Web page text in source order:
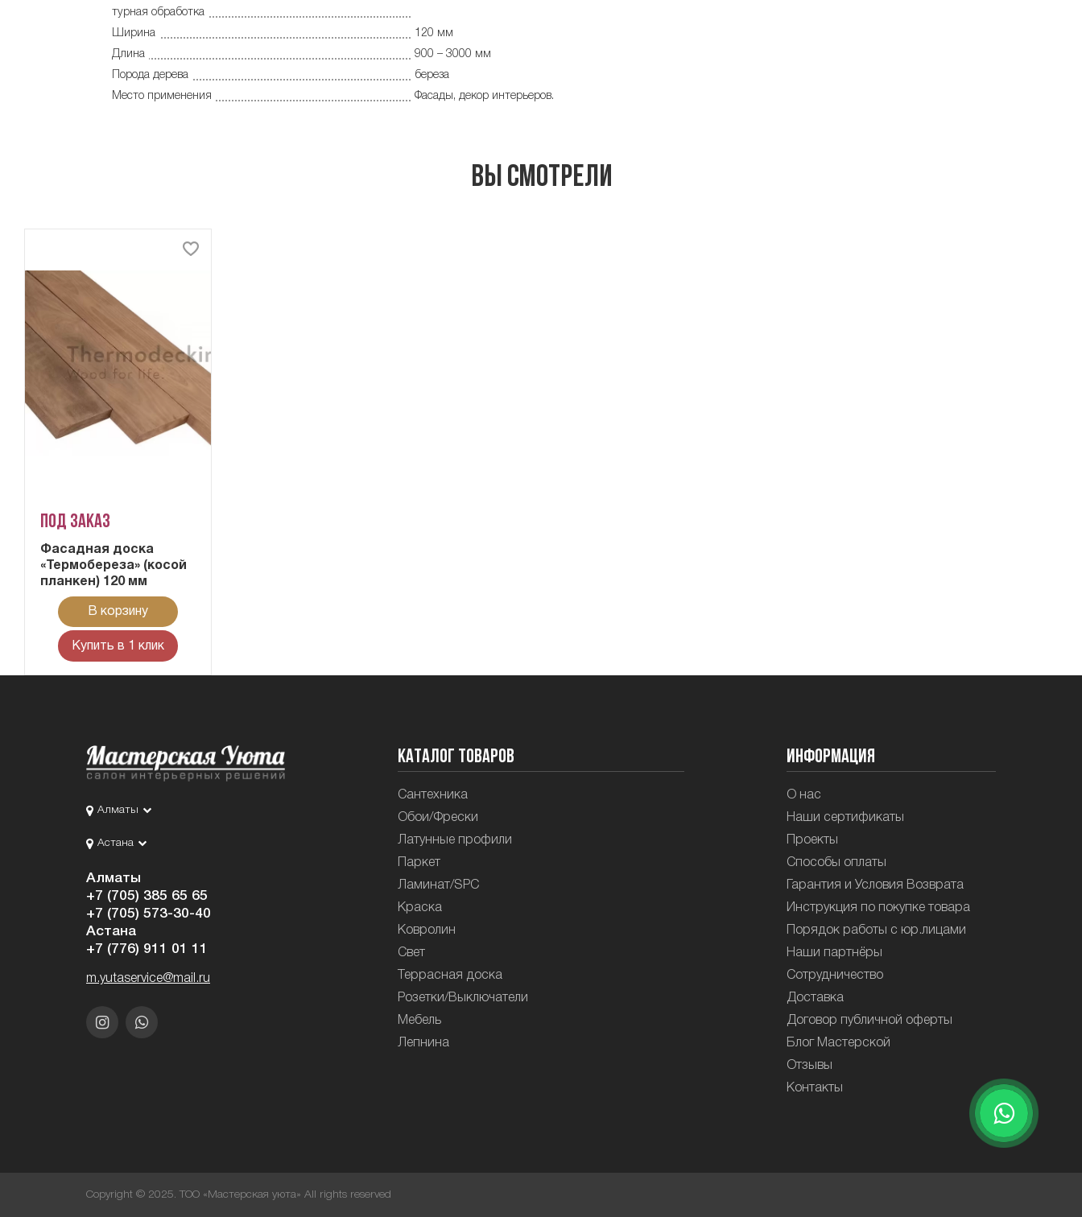
турная обработка
Ширина
120 мм
Длина
900 – 3000 мм
Порода дерева
береза
Место применения
Фасады, декор интерьеров.
Вы смотрели
Под заказ
Фасадная доска
«Термобереза» (косой
планкен) 120 мм
В корзину
Купить в 1 клик
Алматы
Астана
Алматы
+7 (705) 385 65 65
+7 (705) 573-30-40
Астана
+7 (776) 911 01 11
m.yutaservice@mail.ru
Каталог товаров
Сантехника
Обои/Фрески
Латунные профили
Паркет
Ламинат/SPC
Краска
Ковролин
Свет
Террасная доска
Розетки/Выключатели
Мебель
Лепнина
Информация
О нас
Наши сертификаты
Проекты
Способы оплаты
Гарантия и Условия Возврата
Инструкция по покупке товара
Порядок работы с юр.лицами
Наши партнёры
Сотрудничество
Доставка
Договор публичной оферты
Блог Мастерской
Отзывы
Контакты
Copyright © 2025. ТОО «Мастерская уюта» All rights reserved